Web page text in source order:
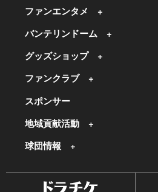
ファンエンタメ
バンテリンドーム
グッズショップ
ファンクラブ
スポンサー
地域貢献活動
球団情報